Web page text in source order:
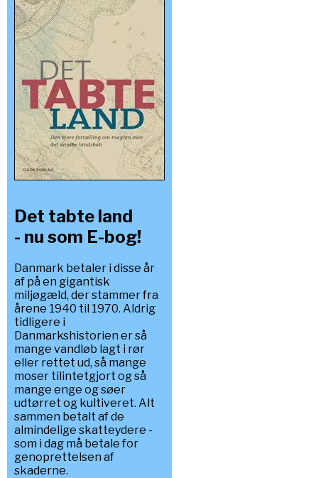
Det tabte land
- nu som E-bog!
Danmark betaler i disse år
af på en gigantisk
miljøgæld, der stammer fra
årene 1940 til 1970. Aldrig
tidligere i
Danmarkshistorien er så
mange vandløb lagt i rør
eller rettet ud, så mange
moser tilintetgjort og så
mange enge og søer
udtørret og kultiveret. Alt
sammen betalt af de
almindelige skatteydere -
som i dag må betale for
genoprettelsen af
skaderne.